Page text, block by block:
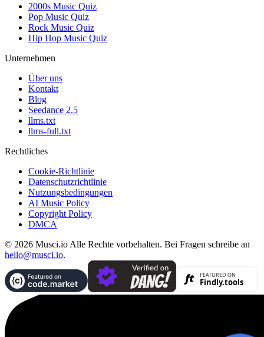
2000s Music Quiz
Pop Music Quiz
Rock Music Quiz
Hip Hop Music Quiz
Unternehmen
Über uns
Kontakt
Blog
Seedance 2.5
llms.txt
llms-full.txt
Rechtliches
Cookie-Richtlinie
Datenschutzrichtlinie
Nutzungsbedingungen
AI Music Policy
Copyright Policy
DMCA
© 2026 Musci.io Alle Rechte vorbehalten. Bei Fragen schreibe an
hello@musci.io.